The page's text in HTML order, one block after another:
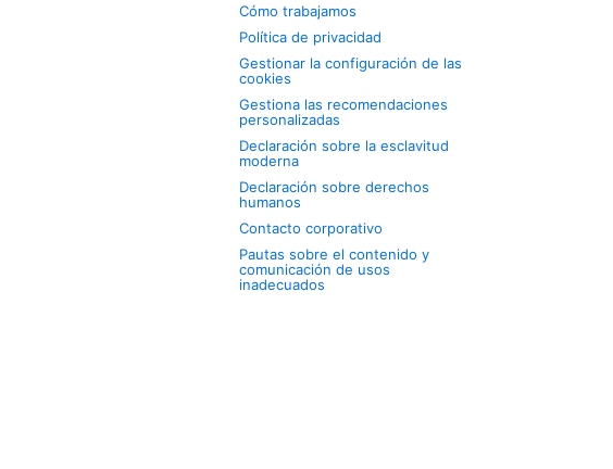
Cómo trabajamos
Política de privacidad
Gestionar la configuración de las
cookies
Gestiona las recomendaciones
personalizadas
Declaración sobre la esclavitud
moderna
Declaración sobre derechos
humanos
Contacto corporativo
Pautas sobre el contenido y
comunicación de usos
inadecuados